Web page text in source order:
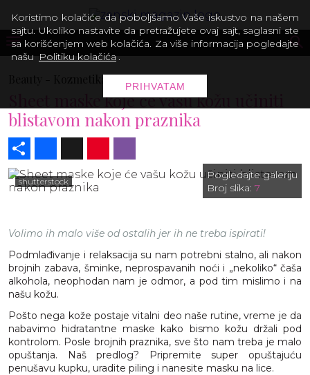
Kozmetika
Sheet maske koje će vašu kožu učiniti
blistavom nakon praznika
shutterstock
Pogledajte galeriju
Broj slika: 7
Volimo ih malo više od ostalih jer ih ne treba ispirati!
Podmlađivanje i relaksacija su nam potrebni stalno, ali nakon
brojnih zabava, šminke, neprospavanih noći i „nekoliko“ čaša
alkohola, neophodan nam je odmor, a pod tim mislimo i na
našu kožu.
Pošto nega kože postaje vitalni deo naše rutine, vreme je da
nabavimo hidratantne maske kako bismo kožu držali pod
kontrolom. Posle brojnih praznika, sve što nam treba je malo
opuštanja. Naš predlog? Pripremite super opuštajuću
penušavu kupku, uradite piling i nanesite masku na lice.
Koristimo kolačiće da poboljšamo Vaše iskustvo na našem
sajtu. Ukoliko nastavite da pretražujete ovaj sajt, saglasni ste
sa korišćenjem web kolačića. Za više informacija pogledajte
našu Politiku kolačića .
PRIHVATAM